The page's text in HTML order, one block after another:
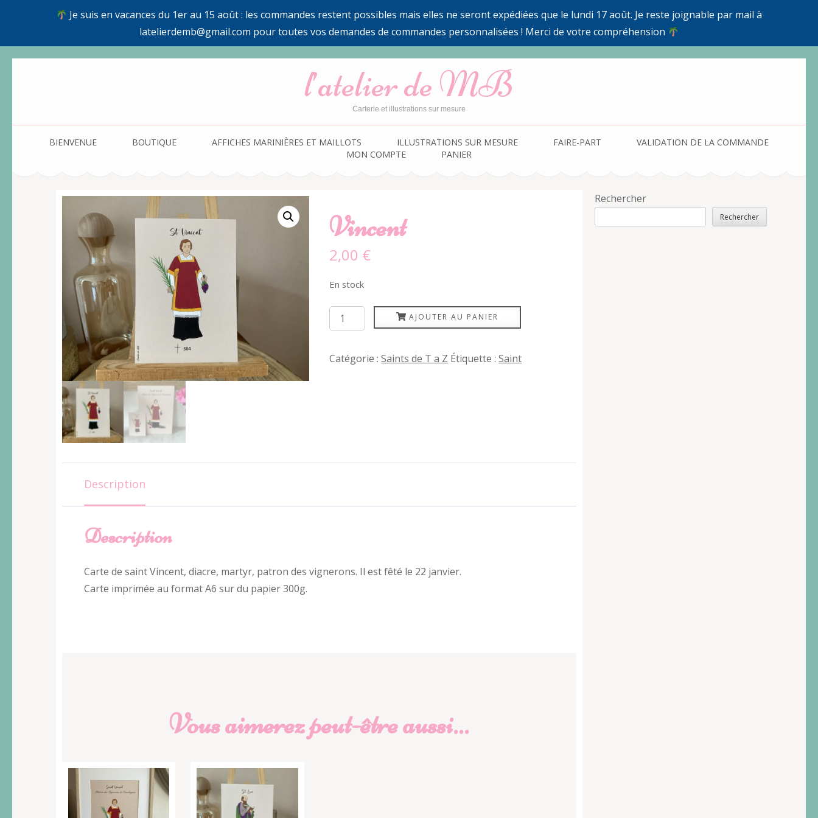
Je suis en vacances du 1er au 15 août : les commandes restent possibles mais elles ne seront expédiées que le lundi 17 août. Je reste joignable par mail à
latelierdemb@gmail.com pour toutes vos demandes de commandes personnalisées ! Merci de votre compréhension
l’atelier de MB
Carterie et illustrations sur mesure
BIENVENUE BOUTIQUE AFFICHES MARINIÈRES ET MAILLOTS ILLUSTRATIONS SUR MESURE FAIRE-PART
VALIDATION DE LA COMMANDE
MON COMPTE
PANIER
Vincent
2,00 €
En stock
quantité
de
AJOUTER AU PANIER
Catégorie :Saints de T a Z Étiquette :Saint
Description
Description
Carte de saint Vincent, diacre, martyr, patron des vignerons. Il est fêté le 22 janvier.
Carte imprimée au format A6 sur du papier 300g.
Vous aimerez peut-être aussi…
Rechercher
Rechercher